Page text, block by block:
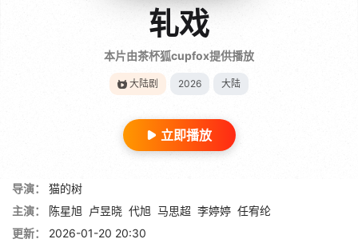
轧戏
本片由茶杯狐cupfox提供播放
大陆剧 2026 大陆
立即播放
导演：
猫的树
主演：
陈星旭 卢昱晓 代旭 马思超 李婷婷 任宥纶
更新：
2026-01-20 20:30